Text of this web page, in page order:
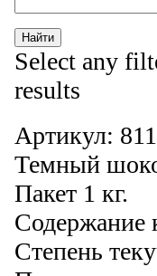
Select any
results
Артикул:
Темный
Пакет 1 кг.
Содержание
Степень